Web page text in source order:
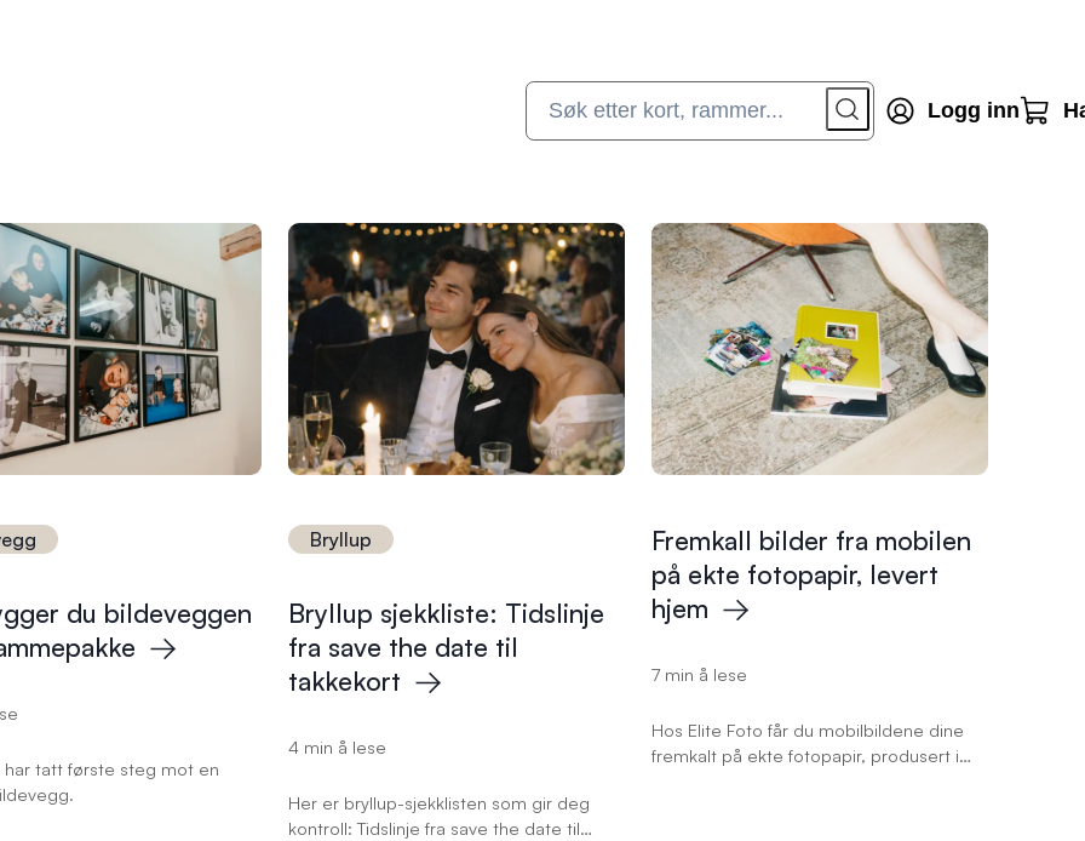
Logg inn
du bildeveggen
har tatt første steg mot en
Bryllup
Bryllup sjekkliste: Tidslinje
fra save the date til
takkekort
4 min å lese
Her er bryllup-sjekklisten som gir deg
kontroll: Tidslinje fra save the date til
Fremkall bilder fra mobilen
på ekte fotopapir, levert
hjem
7 min å lese
Hos Elite Foto får du mobilbildene dine
fremkalt på ekte fotopapir, produsert i